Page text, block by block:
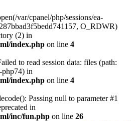
var/cpanel/php/sessions/ea-
O_RDWR)
(2) in
index.php on line 4
to read session data: files (path:
php74) in
index.php on line 4
Passing null to parameter #1
in
inc/fun.php on line 26